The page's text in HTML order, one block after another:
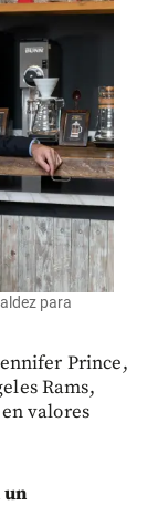
para
Prince,
Rams,
valores
un